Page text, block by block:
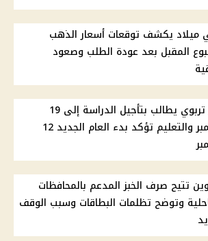
ميلاد يكشف توقعات أسعار الذهب
المقبل بعد عودة الطلب وصعود
خبير تربوي يطالب بتأجيل الدراسة إلى 19
سبتمبر والتعليم تؤكد بدء العام الجديد 12
تتيح صرف الخبز المدعم بالمحافظات
وتوضح تظلمات البطاقات وسبب الوقف